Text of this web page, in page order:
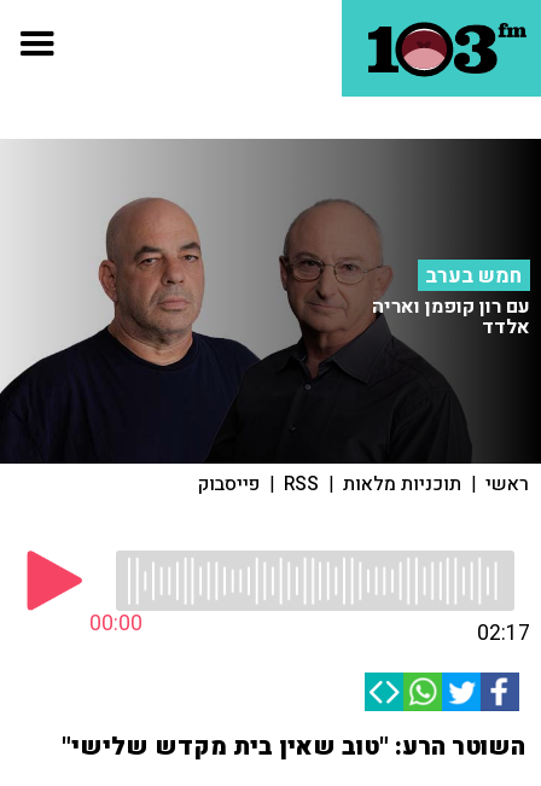
חמש בערב
עם רון קופמן ואריה
אלדד
ראשי | תוכניות מלאות |
RSS
| פייסבוק
00:00 02:17
השוטר הרע: "טוב שאין בית מקדש שלישי"